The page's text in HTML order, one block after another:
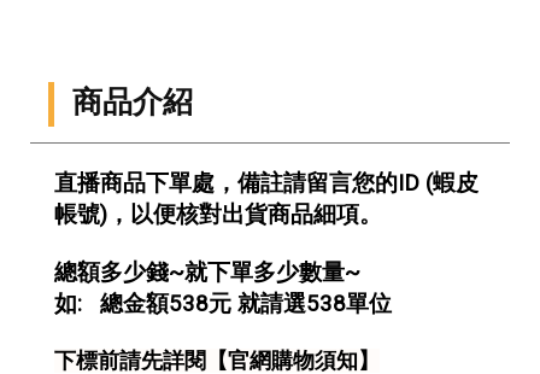
商品介紹
直播商品下單處，備註請留言您的ID (蝦皮
帳號)，以便核對出貨商品細項。
總額多少錢~就下單多少數量~
如: 總金額538元 就請選538單位
下標前請先詳閱【官網購物須知】